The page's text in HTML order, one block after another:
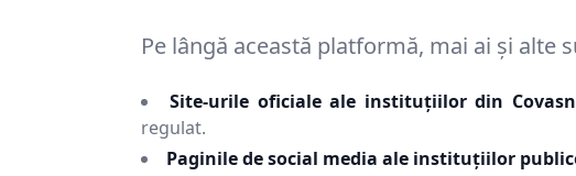
Pe lângă această platformă, mai ai și alte
Site-urile oficiale ale instituțiilor din
regulat.
Paginile de social media ale instituțiilor